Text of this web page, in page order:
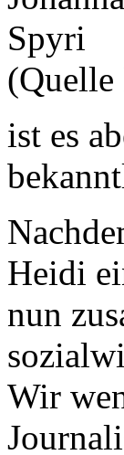
(Quelle
ist es
Heidi
nun
Wir